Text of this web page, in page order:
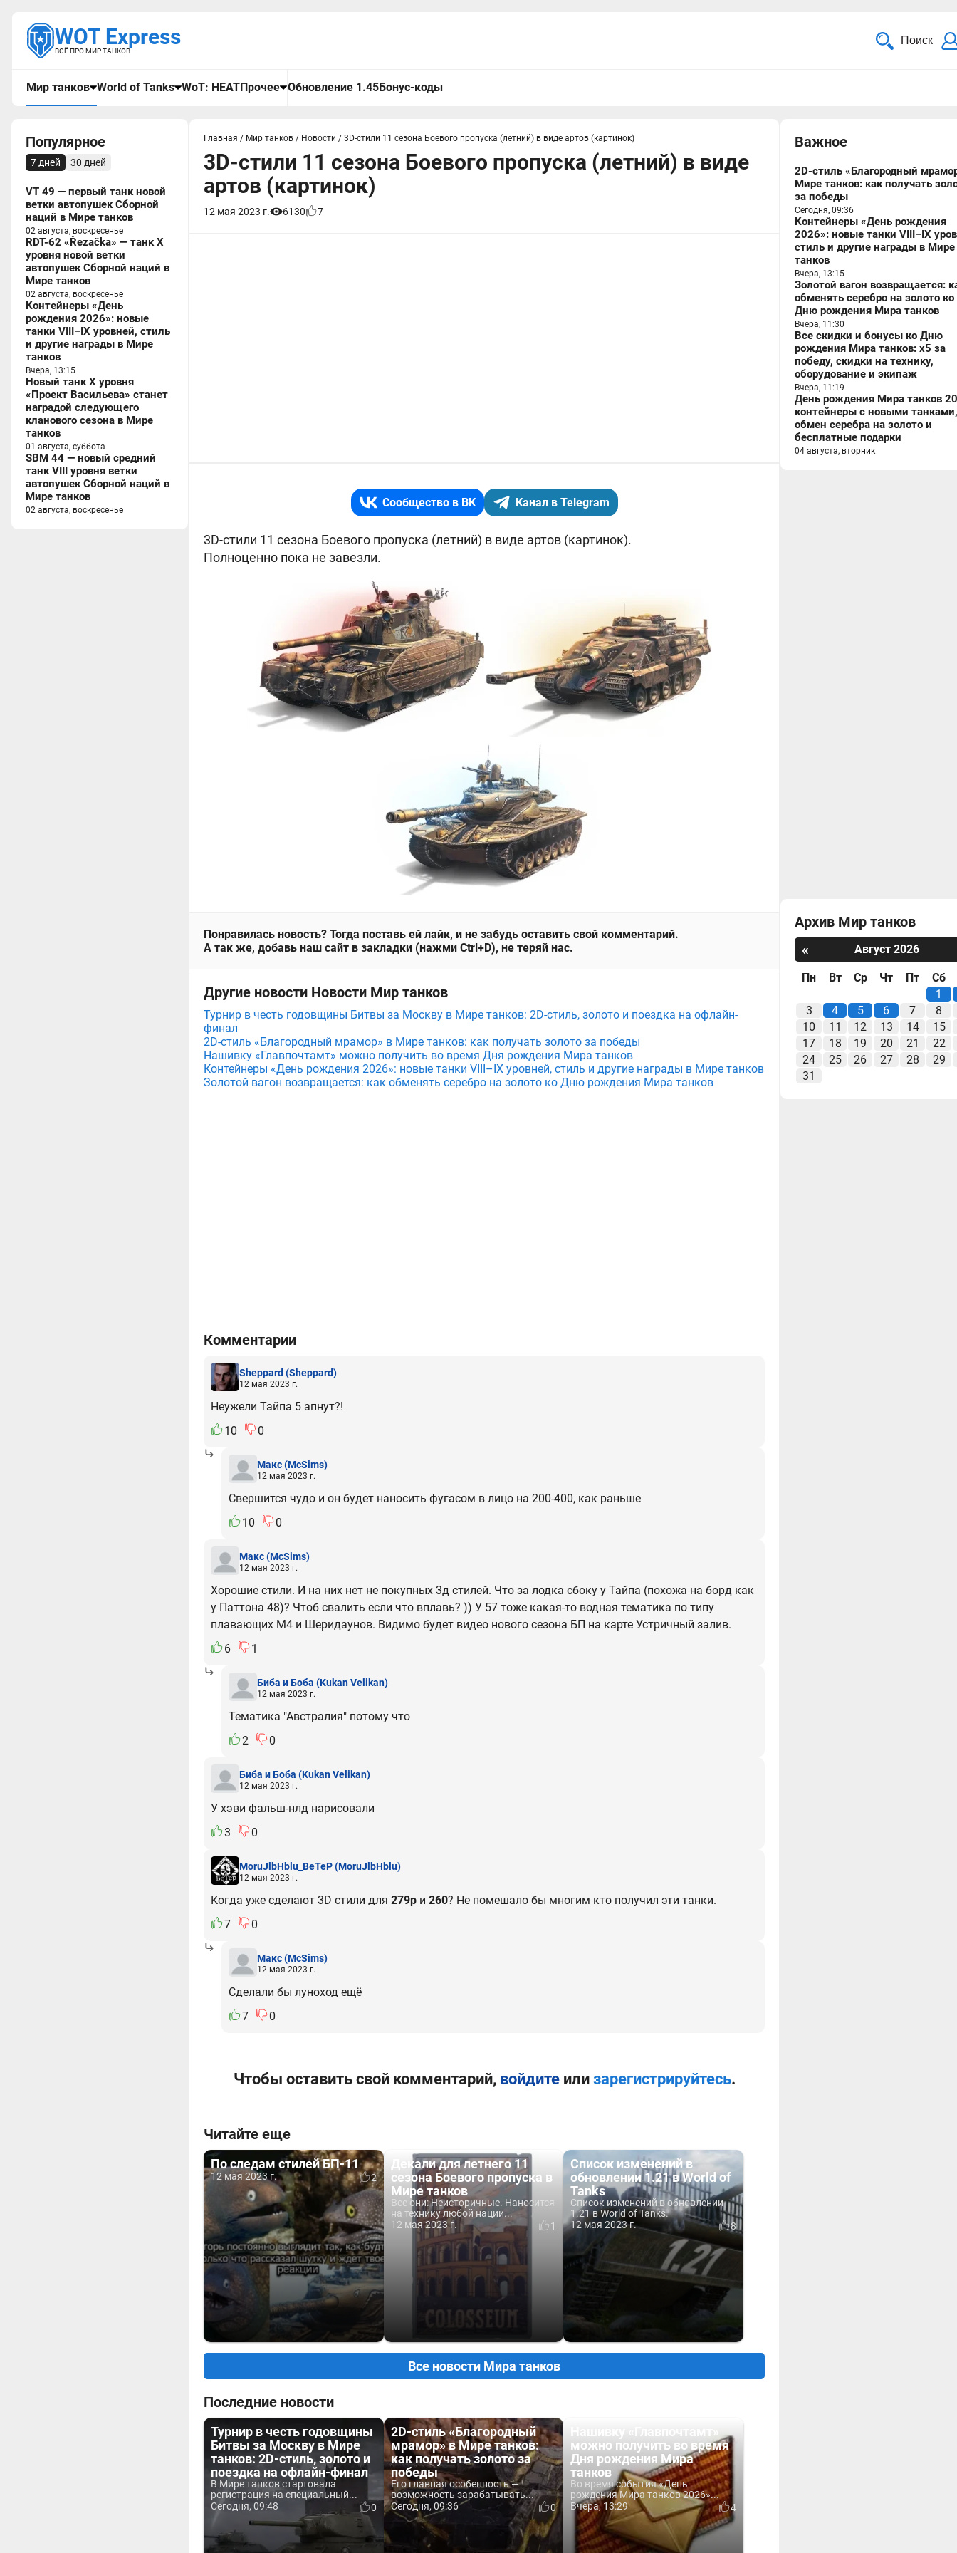
WOT Express
ВСЁ ПРО МИР ТАНКОВ
Поиск
Мир танков World of Tanks WoT: HEATПрочее Обновление 1.45Бонус-коды
Популярное
7 дней 30 дней
VT 49 — первый танк новой
ветки автопушек Сборной
наций в Мире танков
02 августа, воскресенье
RDT-62 «Řezačka» — танк X
уровня новой ветки
автопушек Сборной наций в
Мире танков
02 августа, воскресенье
Контейнеры «День
рождения 2026»: новые
танки VIII–IX уровней, стиль
и другие награды в Мире
танков
Вчера, 13:15
Новый танк X уровня
«Проект Васильева» станет
наградой следующего
кланового сезона в Мире
танков
01 августа, суббота
SBM 44 — новый средний
танк VIII уровня ветки
автопушек Сборной наций в
Мире танков
02 августа, воскресенье
Главная / Мир танков / Новости / 3D-стили 11 сезона Боевого пропуска (летний) в виде артов (картинок)
3D-стили 11 сезона Боевого пропуска (летний) в виде
артов (картинок)
12 мая 2023 г. 6130 7
Сообщество в ВК Канал в Telegram
3D-стили 11 сезона Боевого пропуска (летний) в виде артов (картинок).
Полноценно пока не завезли.
Понравилась новость? Тогда поставь ей лайк, и не забудь оставить свой комментарий.
А так же, добавь наш сайт в закладки (нажми Ctrl+D), не теряй нас.
Другие новости Новости Мир танков
Турнир в честь годовщины Битвы за Москву в Мире танков: 2D-стиль, золото и поездка на офлайн-
финал
2D-стиль «Благородный мрамор» в Мире танков: как получать золото за победы
Нашивку «Главпочтамт» можно получить во время Дня рождения Мира танков
Контейнеры «День рождения 2026»: новые танки VIII–IX уровней, стиль и другие награды в Мире танков
Золотой вагон возвращается: как обменять серебро на золото ко Дню рождения Мира танков
Комментарии
Sheppard(Sheppard)
12 мая 2023 г.
Неужели Тайпа 5 апнут?!
10
0
Макс(McSims)
12 мая 2023 г.
Свершится чудо и он будет наносить фугасом в лицо на 200-400, как раньше
10
0
Макс(McSims)
12 мая 2023 г.
Хорошие стили. И на них нет не покупных 3д стилей. Что за лодка сбоку у Тайпа (похожа на борд как
у Паттона 48)? Чтоб свалить если что вплавь? )) У 57 тоже какая-то водная тематика по типу
плавающих М4 и Шеридаунов. Видимо будет видео нового сезона БП на карте Устричный залив.
6
1
Биба и Боба (Kukan Velikan)
12 мая 2023 г.
Тематика "Австралия" потому что
2
0
Биба и Боба (Kukan Velikan)
12 мая 2023 г.
У хэви фальш-нлд нарисовали
3
0
MoruJlbHblu_BeTeP(MoruJlbHblu)
12 мая 2023 г.
Когда уже сделают 3D стили для 279р и 260? Не помешало бы многим кто получил эти танки.
7
0
Макс(McSims)
12 мая 2023 г.
Сделали бы луноход ещё
7
0
Чтобы оставить свой комментарий, войдитеили зарегистрируйтесь.
Читайте еще
По следам стилей БП-11
12 мая 2023 г. 2
Декали для летнего 11
сезона Боевого пропуска в
Мире танков
Все они: Неисторичные. Наносится
на технику любой нации...
12 мая 2023 г.
1
Список изменений в
обновлении 1.21 в World of
Tanks
Список изменений в обновлении
1.21 в World of Tanks.
12 мая 2023 г.
8
Все новости Мира танков
Последние новости
Турнир в честь годовщины
Битвы за Москву в Мире
танков: 2D-стиль, золото и
поездка на офлайн-финал
В Мире танков стартовала
регистрация на специальный...
Сегодня, 09:48
0
2D-стиль «Благородный
мрамор» в Мире танков:
как получать золото за
победы
Его главная особенность —
возможность зарабатывать...
Сегодня, 09:36
0
Нашивку «Главпочтамт»
можно получить во время
Дня рождения Мира
танков
Во время события «День
рождения Мира танков 2026»...
Вчера, 13:29
4
Важное
2D-стиль «Благородный
Мире танков: как получать
за победы
Сегодня, 09:36
Контейнеры «День рождения
2026»: новые танки VIII–IX
стиль и другие награды в Мире
танков
Вчера, 13:15
Золотой вагон возвращается:
обменять серебро на золото ко
Дню рождения Мира танков
Вчера, 11:30
Все скидки и бонусы ко Дню
рождения Мира танков: x5 за
победу, скидки на технику,
оборудование и экипаж
Вчера, 11:19
День рождения Мира танков
контейнеры с новыми танками,
обмен серебра на золото и
бесплатные подарки
04 августа, вторник
Архив Мир танков
«
Август 2026
Пн Вт Ср Чт Пт
Сб
1
3
4 5 6 7
8
10
11 12 13 14
15
17
18 19 20 21
22
24
25 26 27 28
29
31